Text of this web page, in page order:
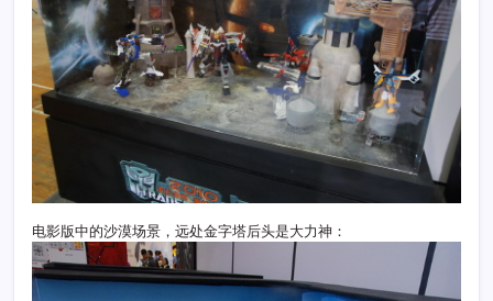
电影版中的沙漠场景，远处金字塔后头是大力神：